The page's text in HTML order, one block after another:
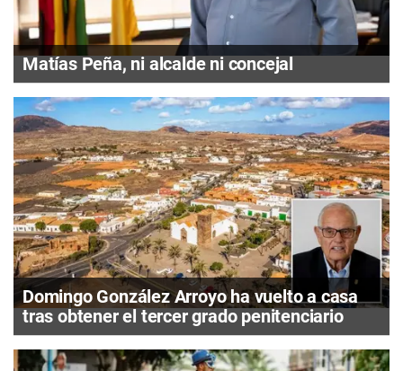
Matías Peña, ni alcalde ni concejal
Domingo González Arroyo ha vuelto a casa
tras obtener el tercer grado penitenciario